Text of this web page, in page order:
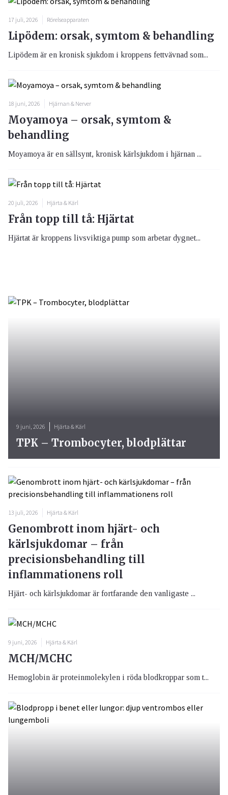
17 juli, 2026 Rörelseapparaten
Lipödem: orsak, symtom & behandling
Lipödem är en kronisk sjukdom i kroppens fettvävnad som...
18 juni, 2026 Hjärnan & Nerver
Moyamoya – orsak, symtom &
behandling
Moyamoya är en sällsynt, kronisk kärlsjukdom i hjärnan ...
20 juli, 2026 Hjärta & Kärl
Från topp till tå: Hjärtat
Hjärtat är kroppens livsviktiga pump som arbetar dygnet...
13 juli, 2026 Hjärta & Kärl
Genombrott inom hjärt- och
kärlsjukdomar – från
precisionsbehandling till
inflammationens roll
Hjärt- och kärlsjukdomar är fortfarande den vanligaste ...
9 juni, 2026 Hjärta & Kärl
MCH/MCHC
Hemoglobin är proteinmolekylen i röda blodkroppar som t...
9 juni, 2026 Hjärta & Kärl
TPK – Trombocyter, blodplättar